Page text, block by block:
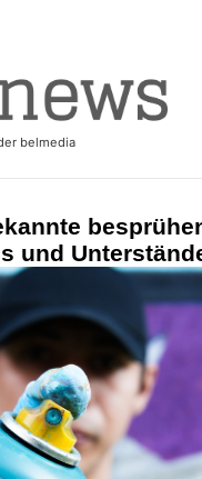
und